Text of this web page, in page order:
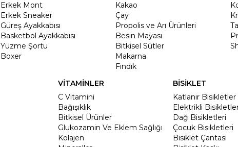
Erkek Mont
Erkek Sneaker
Güreş Ayakkabısı
Basketbol Ayakkabısı
Yüzme Şortu
Boxer
Kakao
Çay
Propolis ve Arı Ürünleri
Besin Mayası
Bitkisel Sütler
Makarna
Fındık
VİTAMİNLER
C Vitamini
Bağışıklık
Bitkisel Ürünler
Glukozamin Ve Eklem Sağlığı
Kolajen
BİSİKLET
Katlanır Bisikletler
Elektrikli
Dağ Bisikletleri
Çocuk Bisikletleri
Bisiklet Çantası